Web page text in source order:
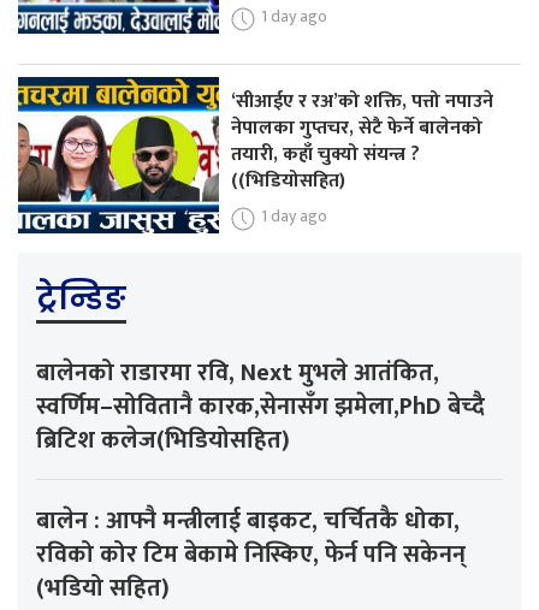
1 day ago
‘सीआईए र रअ’को शक्ति, पत्तो नपाउने
नेपालका गुप्तचर, सेटै फेर्ने बालेनको
तयारी, कहाँ चुक्यो संयन्त्र ?
((भिडियोसहित)
1 day ago
ट्रेन्डिङ
बालेनको राडारमा रवि, Next मुभले आतंकित,
स्वर्णिम–सोवितानै कारक,सेनासँग झमेला,PhD बेच्दै
ब्रिटिश कलेज(भिडियोसहित)
बालेन : आफ्नै मन्त्रीलाई बाइकट, चर्चितकै धोका,
रविको कोर टिम बेकामे निस्किए, फेर्न पनि सकेनन्
(भडियो सहित)